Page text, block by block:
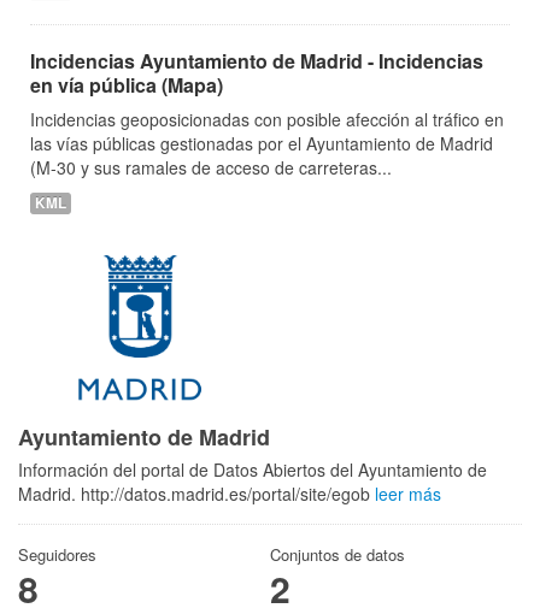
Incidencias Ayuntamiento de Madrid - Incidencias
en vía pública (Mapa)
Incidencias geoposicionadas con posible afección al tráfico en
las vías públicas gestionadas por el Ayuntamiento de Madrid
(M-30 y sus ramales de acceso de carreteras...
KML
Ayuntamiento de Madrid
Información del portal de Datos Abiertos del Ayuntamiento de
Madrid. http://datos.madrid.es/portal/site/egob leer más
Seguidores
8
Conjuntos de datos
2